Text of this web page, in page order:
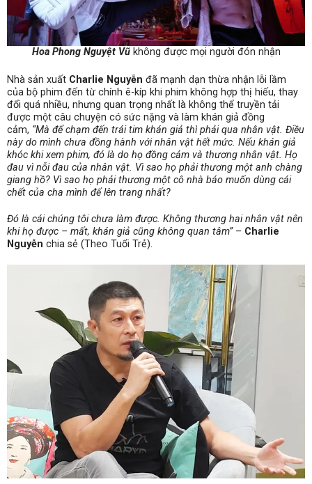
Hoa Phong Nguyệt Vũ không được mọi người đón nhận
Nhà sản xuất Charlie Nguyễn đã mạnh dạn thừa nhận lỗi lầm
của bộ phim đến từ chính ê-kíp khi phim không hợp thị hiếu, thay
đổi quá nhiều, nhưng quan trọng nhất là không thể truyền tải
được một câu chuyện có sức nặng và làm khán giả đồng
cảm, “Mà để chạm đến trái tim khán giả thì phải qua nhân vật. Điều
này do mình chưa đồng hành với nhân vật hết mức. Nếu khán giả
khóc khi xem phim, đó là do họ đồng cảm và thương nhân vật. Họ
đau vì nỗi đau của nhân vật. Vì sao họ phải thương một anh chàng
giang hồ? Vì sao họ phải thương một cô nhà báo muốn dùng cái
chết của cha mình để lên trang nhất?
Đó là cái chúng tôi chưa làm được. Không thương hai nhân vật nên
khi họ được – mất, khán giả cũng không quan tâm”– Charlie
Nguyễn chia sẻ (Theo Tuổi Trẻ).